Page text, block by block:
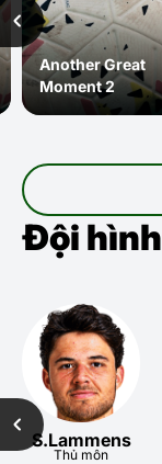
Another Great
Moment 2
Đội hình
S.Lammens
Thủ môn